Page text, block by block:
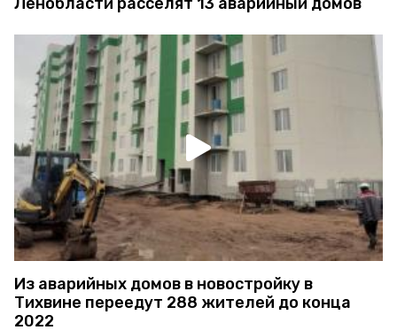
Из аварийных домов в новостройку в
Тихвине переедут 288 жителей до конца
2022